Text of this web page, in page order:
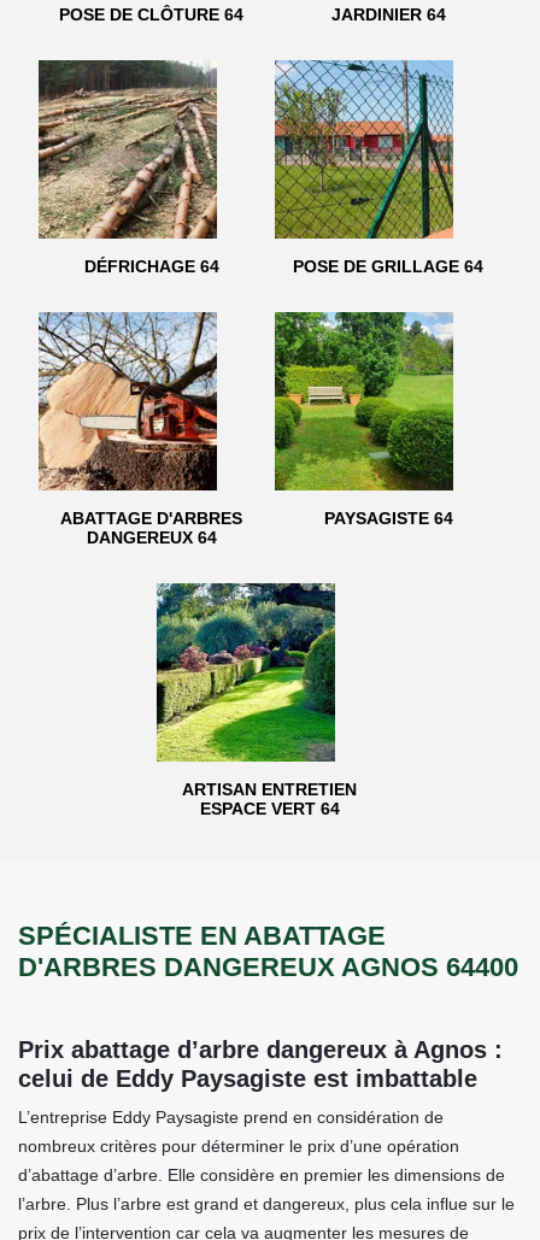
POSE DE CLÔTURE 64 JARDINIER 64
DÉFRICHAGE 64 POSE DE GRILLAGE 64
ABATTAGE D'ARBRES
DANGEREUX 64
PAYSAGISTE 64
ARTISAN ENTRETIEN
ESPACE VERT 64
SPÉCIALISTE EN ABATTAGE
D'ARBRES DANGEREUX AGNOS 64400
Prix abattage d’arbre dangereux à Agnos :
celui de Eddy Paysagiste est imbattable
L’entreprise Eddy Paysagiste prend en considération de
nombreux critères pour déterminer le prix d’une opération
d’abattage d’arbre. Elle considère en premier les dimensions de
l’arbre. Plus l’arbre est grand et dangereux, plus cela influe sur le
prix de l’intervention car cela va augmenter les mesures de